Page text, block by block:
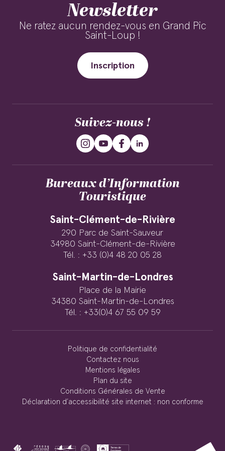
Newsletter
Ne ratez aucun rendez-vous en Grand Pic
Saint-Loup !
Inscription
Suivez-nous !
Bureaux d’Information
Touristique
Saint-Clément-de-Rivière
290 Parc de Saint-Sauveur
34980 Saint-Clément-de-Rivière
Tél. : +33 (0)4 48 20 05 28
Saint-Martin-de-Londres
Place de la Mairie
34380 Saint-Martin-de-Londres
Tél. : +33(0)4 67 55 09 59
Politique de confidentialité
Contactez nous
Mentions légales
Plan du site
Conditions Générales de Vente
Déclaration d’accessibilité site internet : non conforme